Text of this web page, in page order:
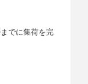
でに集荷を完